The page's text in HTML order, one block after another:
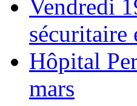
Vendredi
sécuritaire
Hôpital
mars